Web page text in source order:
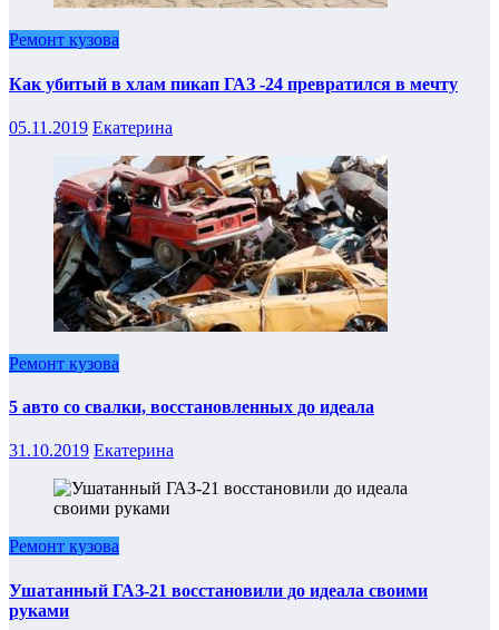
Ремонт кузова
Как убитый в хлам пикап ГАЗ -24 превратился в мечту
05.11.2019 Екатерина
Ремонт кузова
5 авто со свалки, восстановленных до идеала
31.10.2019 Екатерина
Ремонт кузова
Ушатанный ГАЗ-21 восстановили до идеала своими
руками